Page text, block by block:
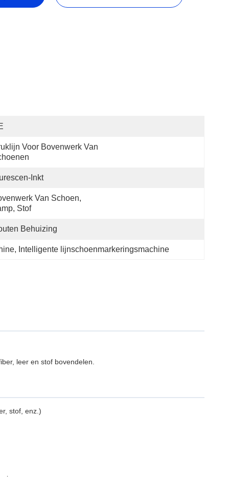
Voor Bovenwerk Van
Inkt
Van Schoen,
Stof
Behuizing
, Intelligente lijnschoenmarkeringsmachine
leer en stof bovendelen.
stof, enz.)